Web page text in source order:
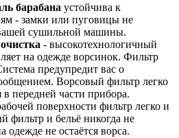
барабана устойчива к
- замки или пуговицы не
сушильной машины.
- высокотехнологичный
на одежде ворсинок. Фильтр
предупредит вас о
Ворсовый фильтр легко
в передней части прибора.
поверхности фильтр легко и
фильтр и бельё никогда не
одежде не остаётся ворса.